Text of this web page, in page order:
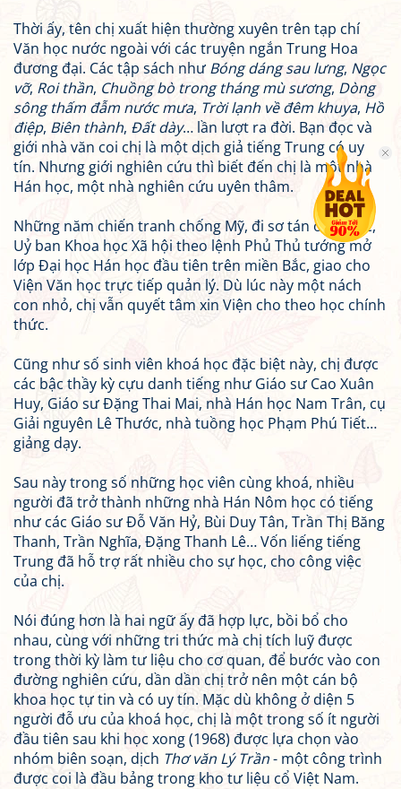
Thời ấy, tên chị xuất hiện thường xuyên trên tạp chí
Văn học nước ngoài với các truyện ngắn Trung Hoa
đương đại. Các tập sách như Bóng dáng sau lưng, Ngọc
vỡ, Roi thần, Chuồng bò trong tháng mù sương, Dòng
sông thấm đẫm nước mưa, Trời lạnh về đêm khuya, Hồ
điệp, Biên thành, Đất dày… lần lượt ra đời. Bạn đọc và
giới nhà văn coi chị là một dịch giả tiếng Trung có uy
tín. Nhưng giới nghiên cứu thì biết đến chị là một nhà
Hán học, một nhà nghiên cứu uyên thâm.
Những năm chiến tranh chống Mỹ, đi sơ tán ở Hà Bắc,
Uỷ ban Khoa học Xã hội theo lệnh Phủ Thủ tướng mở
lớp Đại học Hán học đầu tiên trên miền Bắc, giao cho
Viện Văn học trực tiếp quản lý. Dù lúc này một nách
con nhỏ, chị vẫn quyết tâm xin Viện cho theo học chính
thức.
Cũng như số sinh viên khoá học đặc biệt này, chị được
các bậc thầy kỳ cựu danh tiếng như Giáo sư Cao Xuân
Huy, Giáo sư Đặng Thai Mai, nhà Hán học Nam Trân, cụ
Giải nguyên Lê Thước, nhà tuồng học Phạm Phú Tiết…
giảng dạy.
Sau này trong số những học viên cùng khoá, nhiều
người đã trở thành những nhà Hán Nôm học có tiếng
như các Giáo sư Đỗ Văn Hỷ, Bùi Duy Tân, Trần Thị Băng
Thanh, Trần Nghĩa, Đặng Thanh Lê… Vốn liếng tiếng
Trung đã hỗ trợ rất nhiều cho sự học, cho công việc
của chị.
Nói đúng hơn là hai ngữ ấy đã hợp lực, bồi bổ cho
nhau, cùng với những tri thức mà chị tích luỹ được
trong thời kỳ làm tư liệu cho cơ quan, để bước vào con
đường nghiên cứu, dần dần chị trở nên một cán bộ
khoa học tự tin và có uy tín. Mặc dù không ở diện 5
người đỗ ưu của khoá học, chị là một trong số ít người
đầu tiên sau khi học xong (1968) được lựa chọn vào
nhóm biên soạn, dịch Thơ văn Lý Trần- một công trình
được coi là đầu bảng trong kho tư liệu cổ Việt Nam.